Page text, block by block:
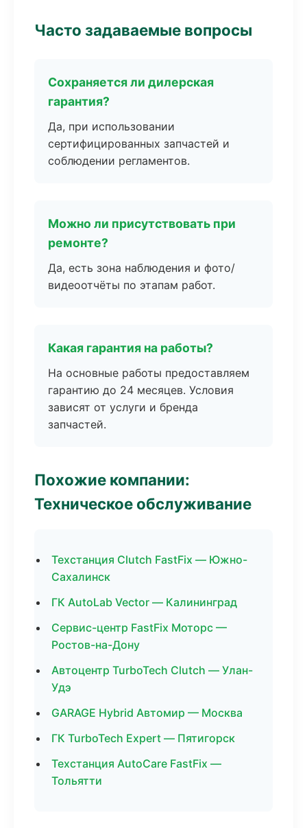
Часто задаваемые вопросы
Сохраняется ли дилерская
гарантия?
Да, при использовании
сертифицированных запчастей и
соблюдении регламентов.
Можно ли присутствовать при
ремонте?
Да, есть зона наблюдения и фото/
видеоотчёты по этапам работ.
Какая гарантия на работы?
На основные работы предоставляем
гарантию до 24 месяцев. Условия
зависят от услуги и бренда
запчастей.
Похожие компании:
Техническое обслуживание
Техстанция Clutch FastFix — Южно-
Сахалинск
ГК AutoLab Vector — Калининград
Сервис-центр FastFix Моторс —
Ростов-на-Дону
Автоцентр TurboTech Clutch — Улан-
Удэ
GARAGE Hybrid Автомир — Москва
ГК TurboTech Expert — Пятигорск
Техстанция AutoCare FastFix —
Тольятти